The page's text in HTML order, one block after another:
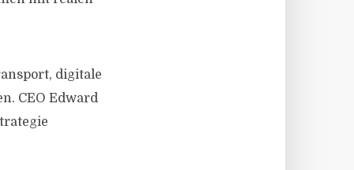
digitale
CEO Edward